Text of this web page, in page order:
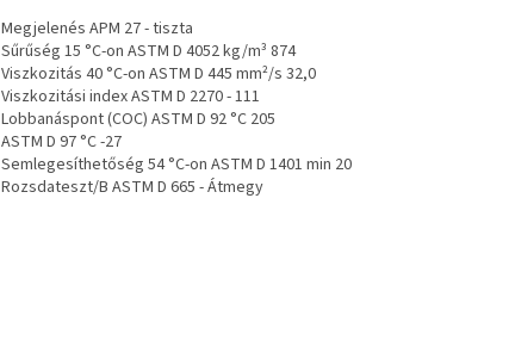
Megjelenés APM 27 - tiszta
Sűrűség 15 °C-on ASTM D 4052 kg/m³ 874
Viszkozitás 40 °C-on ASTM D 445 mm²/s 32,0
Viszkozitási index ASTM D 2270 - 111
Lobbanáspont (COC) ASTM D 92 °C 205
ASTM D 97 °C -27
Semlegesíthetőség 54 °C-on ASTM D 1401 min 20
Rozsdateszt/B ASTM D 665 - Átmegy